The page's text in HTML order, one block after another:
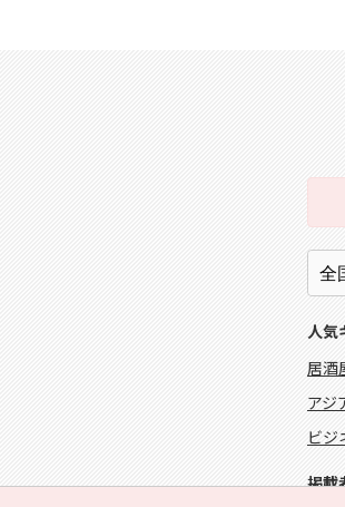
人気
居酒
アジ
ビジ
掲載